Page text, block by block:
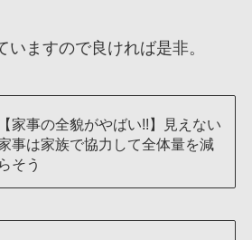
いますので良ければ是非。
【家事の全貌がやばい!!】見えない
事は家族で協力して全体量を減
らそう